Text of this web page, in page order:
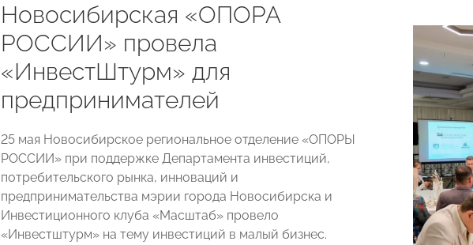
Новосибирская «ОПОРА
РОССИИ» провела
«ИнвестШтурм» для
предпринимателей
25 мая Новосибирское региональное отделение «ОПОРЫ
РОССИИ» при поддержке Департамента инвестиций,
потребительского рынка, инноваций и
предпринимательства мэрии города Новосибирска и
Инвестиционного клуба «Масштаб» провело
«Инвестштурм» на тему инвестиций в малый бизнес.